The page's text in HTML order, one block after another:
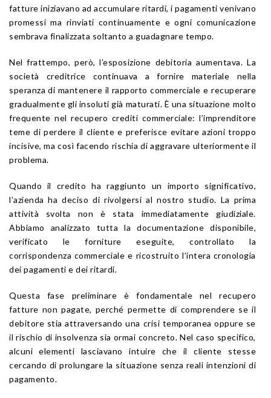
fatture iniziavano ad accumulare ritardi, i pagamenti venivano
promessi ma rinviati continuamente e ogni comunicazione
sembrava finalizzata soltanto a guadagnare tempo.
Nel frattempo, però, l’esposizione debitoria aumentava. La
società creditrice continuava a fornire materiale nella
speranza di mantenere il rapporto commerciale e recuperare
gradualmente gli insoluti già maturati. È una situazione molto
frequente nel recupero crediti commerciale: l’imprenditore
teme di perdere il cliente e preferisce evitare azioni troppo
incisive, ma così facendo rischia di aggravare ulteriormente il
problema.
Quando il credito ha raggiunto un importo significativo,
l’azienda ha deciso di rivolgersi al nostro studio. La prima
attività svolta non è stata immediatamente giudiziale.
Abbiamo analizzato tutta la documentazione disponibile,
verificato le forniture eseguite, controllato la
corrispondenza commerciale e ricostruito l’intera cronologia
dei pagamenti e dei ritardi.
Questa fase preliminare è fondamentale nel recupero
fatture non pagate, perché permette di comprendere se il
debitore stia attraversando una crisi temporanea oppure se
il rischio di insolvenza sia ormai concreto. Nel caso specifico,
alcuni elementi lasciavano intuire che il cliente stesse
cercando di prolungare la situazione senza reali intenzioni di
pagamento.